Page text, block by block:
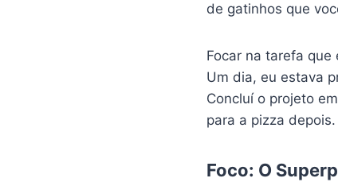
de gatinhos que
Focar na tarefa
Um dia, eu estava
Concluí o projeto
para a pizza depois.
Foco: O